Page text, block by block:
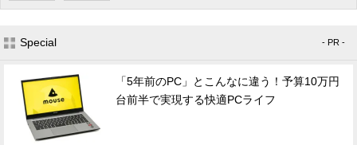
Special - PR -
「5年前のPC」とこんなに違う！予算10万円
台前半で実現する快適PCライフ